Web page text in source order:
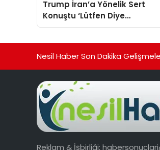
Trump İran’a Yönelik Sert
Konuştu ‘Lütfen Diye
Yalvarıyorlar’
Nesil Haber Son Dakika
Reklam & İşbirliği: